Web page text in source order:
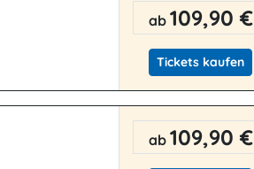
ab 109,90 €
Tickets kaufen
ab 109,90 €